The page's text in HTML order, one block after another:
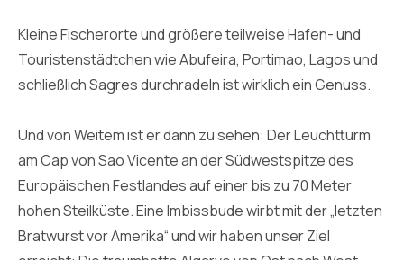
Kleine Fischerorte und größere teilweise Hafen- und
Touristenstädtchen wie Abufeira, Portimao, Lagos und
schließlich Sagres durchradeln ist wirklich ein Genuss.
Und von Weitem ist er dann zu sehen: Der Leuchtturm
am Cap von Sao Vicente an der Südwestspitze des
Europäischen Festlandes auf einer bis zu 70 Meter
hohen Steilküste. Eine Imbissbude wirbt mit der „letzten
Bratwurst vor Amerika“ und wir haben unser Ziel